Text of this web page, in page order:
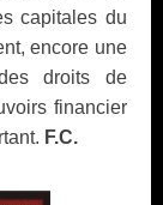
capitales du
encore une
droits de
financier
F.C.